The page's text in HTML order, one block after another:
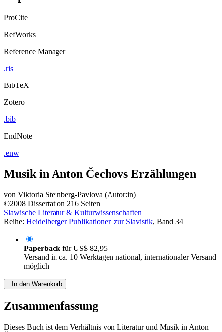
ProCite
RefWorks
Reference Manager
.ris
BibTeX
Zotero
.bib
EndNote
.enw
Musik in Anton Čechovs Erzählungen
von Viktoria Steinberg-Pavlova (Autor:in)
©2008 Dissertation 216 Seiten
Slawische Literatur & Kulturwissenschaften
Reihe: Heidelberger Publikationen zur Slavistik, Band 34
Paperback fürUS$ 82,95
Versand in ca. 10 Werktagen national, internationaler Versand
möglich
In den Warenkorb
Zusammenfassung
Dieses Buch ist dem Verhältnis von Literatur und Musik in Anton